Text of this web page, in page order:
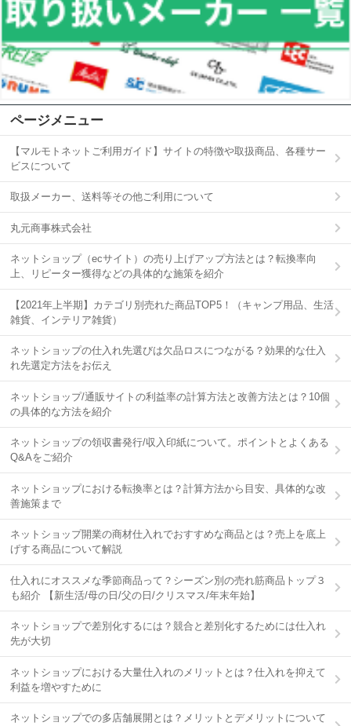
ページメニュー
【マルモトネットご利用ガイド】サイトの特徴や取扱商品、各種サー
ビスについて
取扱メーカー、送料等その他ご利用について
丸元商事株式会社
ネットショップ（ecサイト）の売り上げアップ方法とは？転換率向
上、リピーター獲得などの具体的な施策を紹介
【2021年上半期】カテゴリ別売れた商品TOP5！（キャンプ用品、生活
雑貨、インテリア雑貨）
ネットショップの仕入れ先選びは欠品ロスにつながる？効果的な仕入
れ先選定方法をお伝え
ネットショップ/通販サイトの利益率の計算方法と改善方法とは？10個
の具体的な方法を紹介
ネットショップの領収書発行/収入印紙について。ポイントとよくある
Q&Aをご紹介
ネットショップにおける転換率とは？計算方法から目安、具体的な改
善施策まで
ネットショップ開業の商材仕入れでおすすめな商品とは？売上を底上
げする商品について解説
仕入れにオススメな季節商品って？シーズン別の売れ筋商品トップ３
も紹介 【新生活/母の日/父の日/クリスマス/年末年始】
ネットショップで差別化するには？競合と差別化するためには仕入れ
先が大切
ネットショップにおける大量仕入れのメリットとは？仕入れを抑えて
利益を増やすために
ネットショップでの多店舗展開とは？メリットとデメリットについて